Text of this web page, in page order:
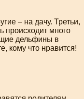
– на дачу. Третьи,
происходит много
дельфины в
кому что нравится!